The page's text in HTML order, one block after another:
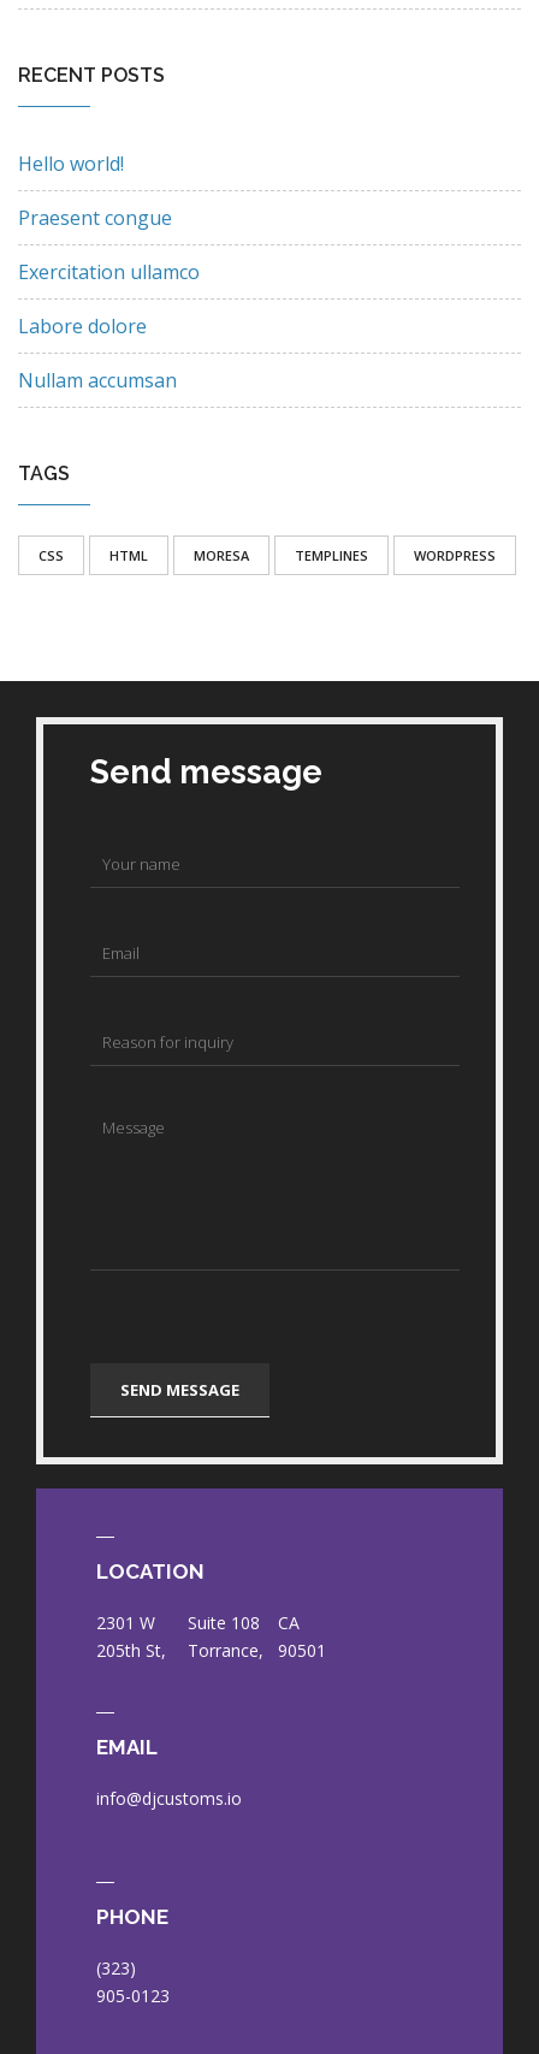
RECENT POSTS
Hello world!
Praesent congue
Exercitation ullamco
Labore dolore
Nullam accumsan
TAGS
CSS HTML MORESA TEMPLINES WORDPRESS
Send message
LOCATION
2301 W
205th St,
Suite 108
Torrance,
CA
90501
EMAIL
info@djcustoms.io
PHONE
(323)
905-0123